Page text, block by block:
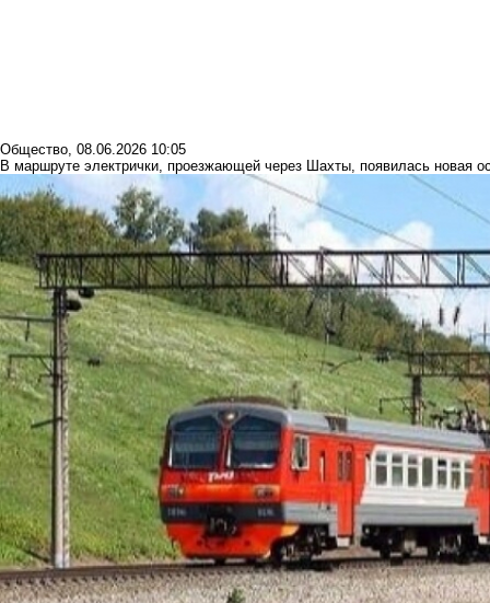
Общество, 08.06.2026 10:05
В маршруте электрички, проезжающей через Шахты, появилась новая